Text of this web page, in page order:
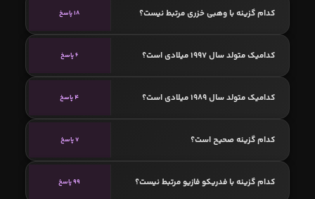
کدام گزینه با وهبی خزری مرتبط نیست؟ 18 پاسخ
کدامیک متولد سال 1997 میلادی است؟ 6 پاسخ
کدامیک متولد سال 1989 میلادی است؟ 4 پاسخ
کدام گزینه صحیح است؟ 7 پاسخ
کدام گزینه با فدریکو فازیو مرتبط نیست؟ 99 پاسخ